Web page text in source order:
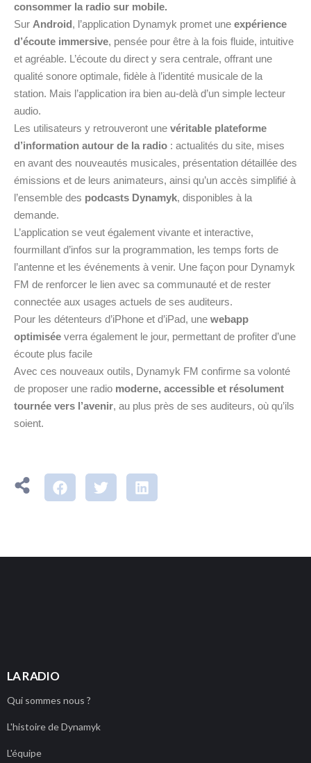
consommer la radio sur mobile.
Sur Android, l’application Dynamyk promet une expérience
d’écoute immersive, pensée pour être à la fois fluide, intuitive
et agréable. L’écoute du direct y sera centrale, offrant une
qualité sonore optimale, fidèle à l’identité musicale de la
station. Mais l’application ira bien au-delà d’un simple lecteur
audio.
Les utilisateurs y retrouveront une véritable plateforme
d’information autour de la radio : actualités du site, mises
en avant des nouveautés musicales, présentation détaillée des
émissions et de leurs animateurs, ainsi qu’un accès simplifié à
l’ensemble des podcasts Dynamyk, disponibles à la
demande.
L’application se veut également vivante et interactive,
fourmillant d’infos sur la programmation, les temps forts de
l’antenne et les événements à venir. Une façon pour Dynamyk
FM de renforcer le lien avec sa communauté et de rester
connectée aux usages actuels de ses auditeurs.
Pour les détenteurs d’iPhone et d’iPad, une webapp
optimisée verra également le jour, permettant de profiter d’une
écoute plus facile
Avec ces nouveaux outils, Dynamyk FM confirme sa volonté
de proposer une radio moderne, accessible et résolument
tournée vers l’avenir, au plus près de ses auditeurs, où qu’ils
soient.
LA RADIO
Qui sommes nous ?
L'histoire de Dynamyk
L'équipe